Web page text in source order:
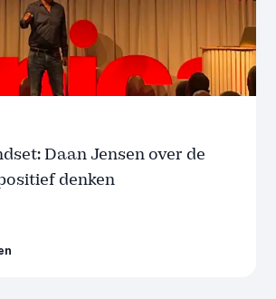
Daan Jensen over de
denken